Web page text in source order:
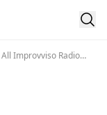
Improvviso Radio